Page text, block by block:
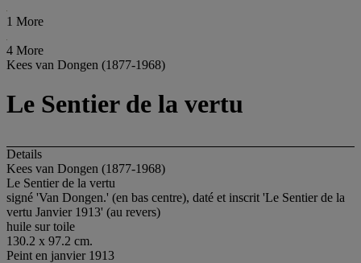
1 More
4 More
Kees van Dongen (1877-1968)
Le Sentier de la vertu
Details
Kees van Dongen (1877-1968)
Le Sentier de la vertu
signé 'Van Dongen.' (en bas centre), daté et inscrit 'Le Sentier de la
vertu Janvier 1913' (au revers)
huile sur toile
130.2 x 97.2 cm.
Peint en janvier 1913